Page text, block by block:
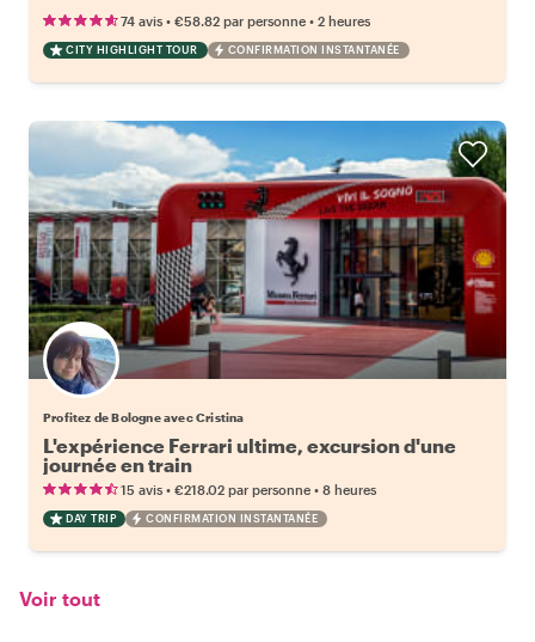
74 avis • €58.82 par personne • 2 heures
CITY HIGHLIGHT TOUR CONFIRMATION INSTANTANÉE
Profitez de Bologne avec Cristina
L'expérience Ferrari ultime, excursion d'une
journée en train
15 avis • €218.02 par personne • 8 heures
DAY TRIP CONFIRMATION INSTANTANÉE
Voir tout